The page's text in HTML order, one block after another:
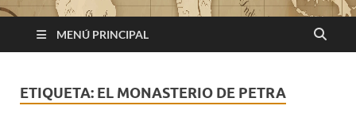
MENÚ PRINCIPAL
ETIQUETA: EL MONASTERIO DE PETRA